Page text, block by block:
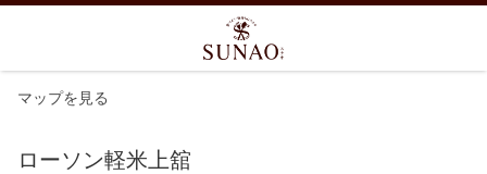
マップを見る
ローソン軽米上舘